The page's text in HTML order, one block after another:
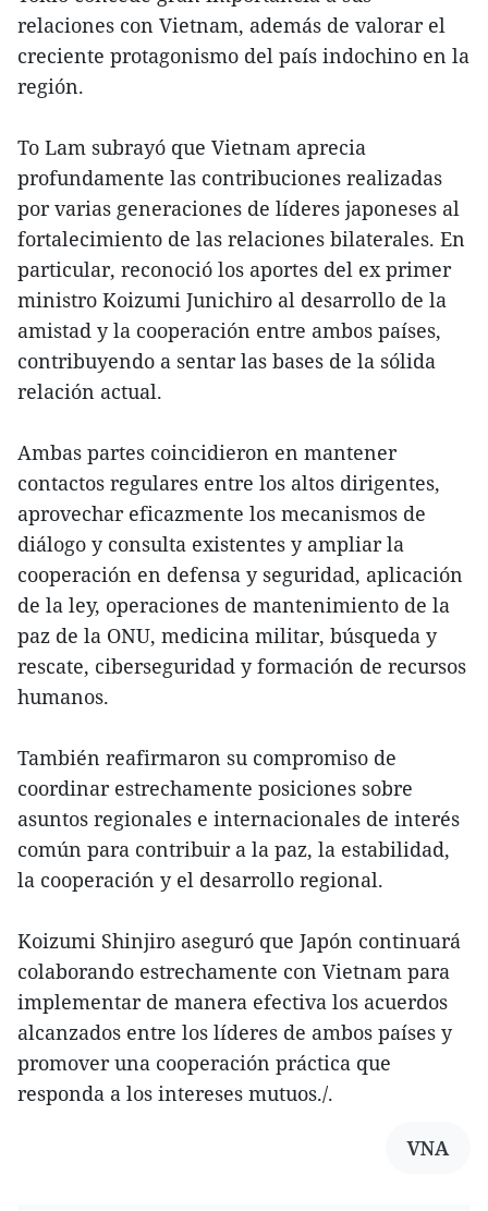
relaciones con Vietnam, además de valorar el
creciente protagonismo del país indochino en la
región.
To Lam subrayó que Vietnam aprecia
profundamente las contribuciones realizadas
por varias generaciones de líderes japoneses al
fortalecimiento de las relaciones bilaterales. En
particular, reconoció los aportes del ex primer
ministro Koizumi Junichiro al desarrollo de la
amistad y la cooperación entre ambos países,
contribuyendo a sentar las bases de la sólida
relación actual.
Ambas partes coincidieron en mantener
contactos regulares entre los altos dirigentes,
aprovechar eficazmente los mecanismos de
diálogo y consulta existentes y ampliar la
cooperación en defensa y seguridad, aplicación
de la ley, operaciones de mantenimiento de la
paz de la ONU, medicina militar, búsqueda y
rescate, ciberseguridad y formación de recursos
humanos.
También reafirmaron su compromiso de
coordinar estrechamente posiciones sobre
asuntos regionales e internacionales de interés
común para contribuir a la paz, la estabilidad,
la cooperación y el desarrollo regional.
Koizumi Shinjiro aseguró que Japón continuará
colaborando estrechamente con Vietnam para
implementar de manera efectiva los acuerdos
alcanzados entre los líderes de ambos países y
promover una cooperación práctica que
responda a los intereses mutuos./.
VNA